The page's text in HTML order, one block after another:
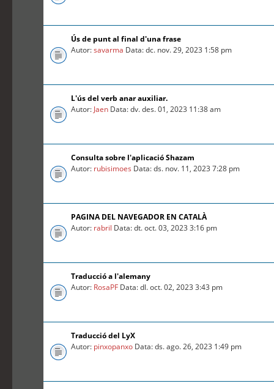
Ús de punt al final d'una frase
Autor:savarma Data: dc. nov. 29, 2023 1:58 pm
L'ús del verb anar auxiliar.
Autor: Jaen Data: dv. des. 01, 2023 11:38 am
Consulta sobre l'aplicació Shazam
Autor: rubisimoes Data: ds. nov. 11, 2023 7:28 pm
PAGINA DEL NAVEGADOR EN CATALÀ
Autor: rabril Data: dt. oct. 03, 2023 3:16 pm
Traducció a l'alemany
Autor: RosaPF Data: dl. oct. 02, 2023 3:43 pm
Traducció del LyX
Autor: pinxopanxo Data: ds. ago. 26, 2023 1:49 pm